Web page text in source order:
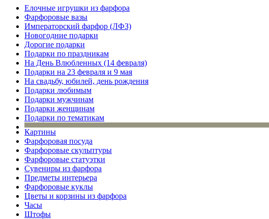
Елочные игрушки из фарфора
Фарфоровые вазы
Императорский фарфор (ЛФЗ)
Новогодние подарки
Дорогие подарки
Подарки по праздникам
На День Влюбленных (14 февраля)
Подарки на 23 февраля и 9 мая
На свадьбу, юбилей, день рождения
Подарки любимым
Подарки мужчинам
Подарки женщинам
Подарки по тематикам
Картины
Фарфоровая посуда
Фарфоровые скульптуры
Фарфоровые статуэтки
Сувениры из фарфора
Предметы интерьера
Фарфоровые куклы
Цветы и корзины из фарфора
Часы
Штофы